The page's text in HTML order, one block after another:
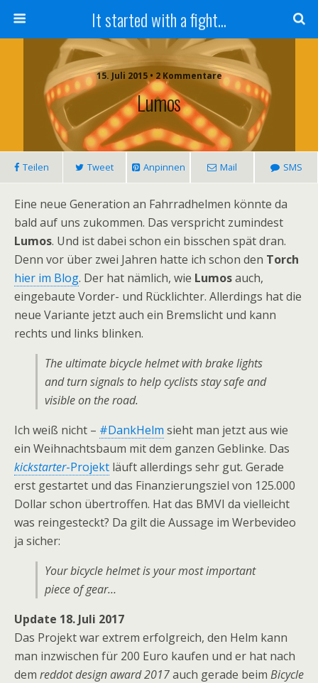
It started with a fight...
15. Juli 2015 • 2 Kommentare
Lumos
Teilen Tweet Anpinnen Mail SMS
Eine neue Generation an Fahrradhelmen könnte da
bald auf uns zukommen. Das verspricht zumindest
Lumos. Und ist dabei schon ein bisschen spät dran.
Denn vor über zwei Jahren hatte ich schon den Torch
hier im Blog. Der hat nämlich, wie Lumosauch,
eingebaute Vorder- und Rücklichter. Allerdings hat die
neue Variante jetzt auch ein Bremslicht und kann
rechts und links blinken.
The ultimate bicycle helmet with brake lights
and turn signals to help cyclists stay safe and
visible on the road.
Ich weiß nicht – #DankHelm sieht man jetzt aus wie
ein Weihnachtsbaum mit dem ganzen Geblinke. Das
kickstarter-Projekt läuft allerdings sehr gut. Gerade
erst gestartet und das Finanzierungsziel von 125.000
Dollar schon übertroffen. Hat das BMVI da vielleicht
was reingesteckt? Da gilt die Aussage im Werbevideo
ja sicher:
Your bicycle helmet is your most important
piece of gear…
Update 18. Juli 2017
Das Projekt war extrem erfolgreich, den Helm kann
man inzwischen für 200 Euro kaufen und er hat nach
dem reddot design award 2017auch gerade beim Bicycle